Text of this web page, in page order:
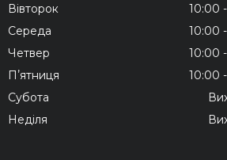
Вівторок
10:00
Середа
10:00
Четвер
10:00
Пʼятниця
10:00
Субота
Неділя